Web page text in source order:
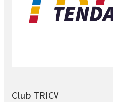
Club TRICV